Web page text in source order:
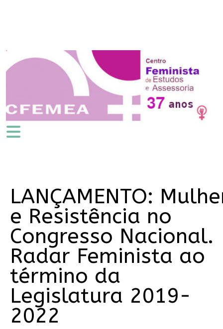
LANÇAMENTO:
e Resistência no
Congresso Nacional.
Radar Feminista ao
término da
Legislatura 2019-
2022